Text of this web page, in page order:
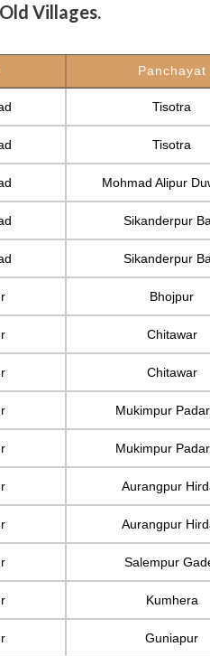
Villages.
Panchayat
Tisotra
Tisotra
Mohmad Alipur
Sikanderpur
Sikanderpur
Bhojpur
Chitawar
Chitawar
Mukimpur
Mukimpur
Aurangpur
Aurangpur
Salempur
Kumhera
Guniapur